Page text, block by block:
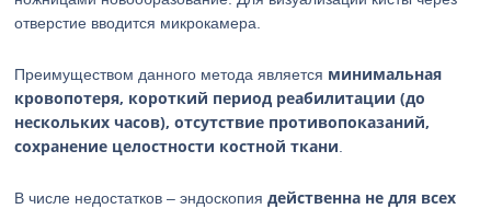
отверстие вводится микрокамера.
Преимуществом данного метода является минимальная
кровопотеря, короткий период реабилитации (до
нескольких часов), отсутствие противопоказаний,
сохранение целостности костной ткани
В числе недостатков – эндоскопиядейственна не для всех